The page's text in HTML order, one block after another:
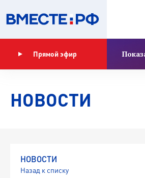
Прямой эфир
НОВОСТИ
НОВОСТИ
Назад к списку